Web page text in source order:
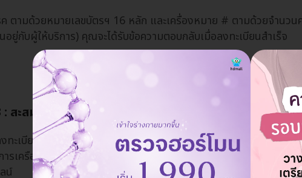
ตามด้วยหมายเลขบัตรฯ 16 หลัก และเครื่องหมาย # ตามด้วยจำนว
อยู่กับผู้ให้บริการ) คุณจะได้รับข้อความตอบกลับเมื่อลงทะเบียนสำเร็จ
สะสมยอดใช้จ่าย รับสิทธิพิเศษ
ทะเบียนทาง SMS พิมพ์ ACC เว้นวรรคตามด้วยหมายเลขบัตรเครดิ
รเครือข่าย) โดยสมาชิกจะต้องได้รับข้อความตอบกลับยืนยันการลงทะ
น์